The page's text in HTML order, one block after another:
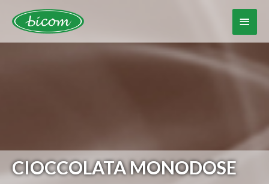
contenuto
Menu
CIOCCOLATA MONODOSE